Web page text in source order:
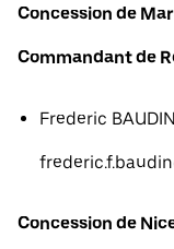
Concession de
Commandant de
Frederic
Concession de